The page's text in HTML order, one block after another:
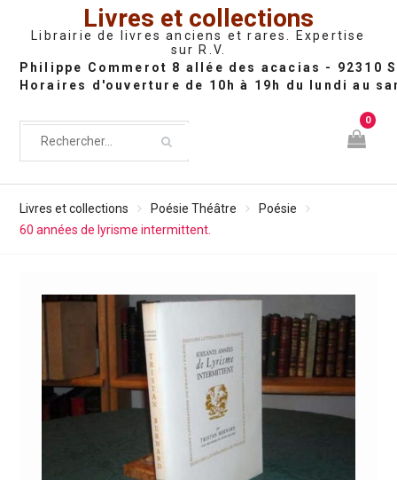
Livres et collections
Librairie de livres anciens et rares. Expertise
sur R.V.
0
Livres et collections Poésie Théâtre
Poésie
60 années de lyrisme intermittent.